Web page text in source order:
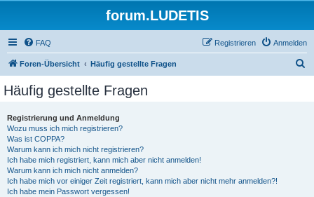
forum.LUDETIS
FAQ Anmelden
Registrieren
Foren-Übersicht Häufig gestellte Fragen
Häufig gestellte Fragen
Registrierung und Anmeldung
Wozu muss ich mich registrieren?
Was ist COPPA?
Warum kann ich mich nicht registrieren?
Ich habe mich registriert, kann mich aber nicht anmelden!
Warum kann ich mich nicht anmelden?
Ich habe mich vor einiger Zeit registriert, kann mich aber nicht mehr anmelden?!
Ich habe mein Passwort vergessen!